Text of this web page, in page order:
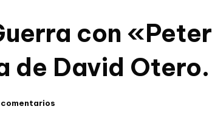
con «Peter
de David Otero.
comentarios